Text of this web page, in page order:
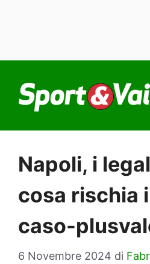
contenuto
Napoli, i
cosa rischia
caso-
6 Novembre 2024 di